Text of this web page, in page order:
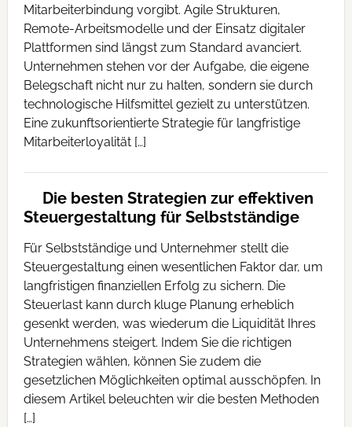
Mitarbeiterbindung vorgibt. Agile Strukturen,
Remote-Arbeitsmodelle und der Einsatz digitaler
Plattformen sind längst zum Standard avanciert.
Unternehmen stehen vor der Aufgabe, die eigene
Belegschaft nicht nur zu halten, sondern sie durch
technologische Hilfsmittel gezielt zu unterstützen.
Eine zukunftsorientierte Strategie für langfristige
Mitarbeiterloyalität […]
Die besten Strategien zur effektiven
Steuergestaltung für Selbstständige
Für Selbstständige und Unternehmer stellt die
Steuergestaltung einen wesentlichen Faktor dar, um
langfristigen finanziellen Erfolg zu sichern. Die
Steuerlast kann durch kluge Planung erheblich
gesenkt werden, was wiederum die Liquidität Ihres
Unternehmens steigert. Indem Sie die richtigen
Strategien wählen, können Sie zudem die
gesetzlichen Möglichkeiten optimal ausschöpfen. In
diesem Artikel beleuchten wir die besten Methoden
[…]